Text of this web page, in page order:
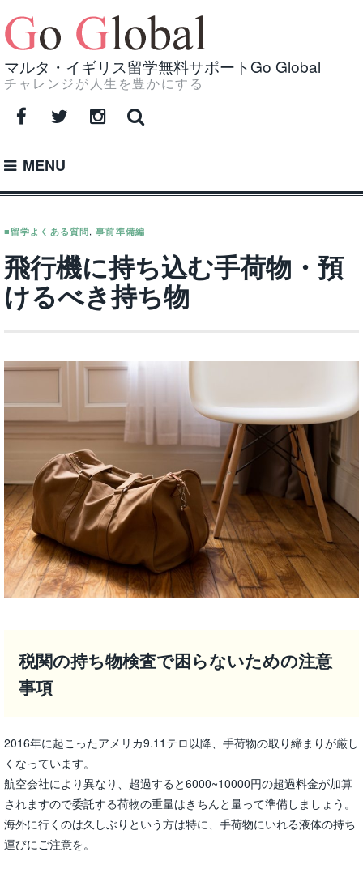
to
content
マルタ・イギリス留学無料サポートGo Global
チャレンジが人生を豊かにする
FacebookTwitterInstagram
MENU
■留学よくある質問,事前準備編
飛行機に持ち込む手荷物・預
けるべき持ち物
税関の持ち物検査で困らないための注意
事項
2016年に起こったアメリカ9.11テロ以降、手荷物の取り締まりが厳し
くなっています。
航空会社により異なり、超過すると6000~10000円の超過料金が加算
されますので委託する荷物の重量はきちんと量って準備しましょう。
海外に行くのは久しぶりという方は特に、手荷物にいれる液体の持ち
運びにご注意を。